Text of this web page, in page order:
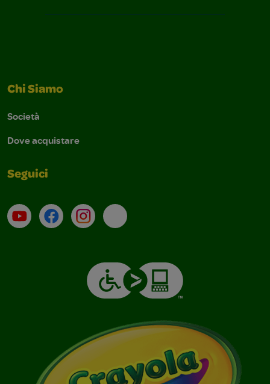
Chi Siamo
Società
Dove acquistare
Seguici
Su YouTube
ContattiProfilo Instagram
Email